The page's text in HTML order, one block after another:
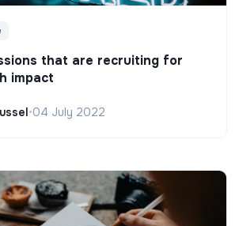
that are recruiting for
impact
•04 July 2022